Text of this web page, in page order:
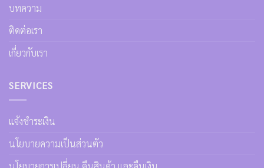
บทความ
ติดต่อเรา
เกี่ยวกับเรา
SERVICES
แจ้งชำระเงิน
นโยบายความเป็นส่วนตัว